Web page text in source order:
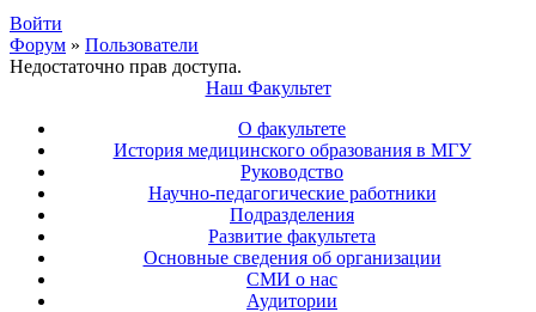
Войти
Форум » Пользователи
Недостаточно прав доступа.
Наш Факультет
О факультете
История медицинского образования в МГУ
Руководство
Научно-педагогические работники
Подразделения
Развитие факультета
Основные сведения об организации
СМИ о нас
Аудитории